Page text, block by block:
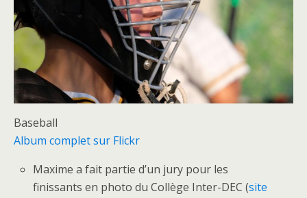
Baseball
Album complet sur Flickr
Maxime a fait partie d’un jury pour les
finissants en photo du Collège Inter-DEC (site